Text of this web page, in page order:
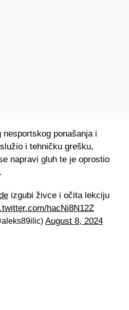
ponašanja i
i tehničku grešku,
napravi gluh te je oprostio
⁩ izgubi živce i očita lekciju
hacNi8N12Z
August 8, 2024